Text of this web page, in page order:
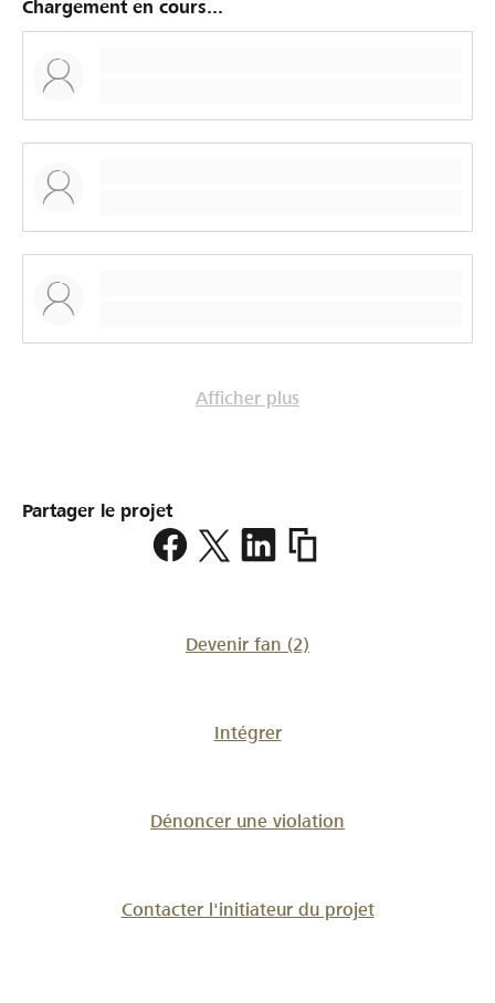
Chargement en cours...
Afficher plus
Partager le projet
https://
fc-
Devenir fan (2)
Intégrer
Dénoncer une violation
Contacter l'initiateur du projet